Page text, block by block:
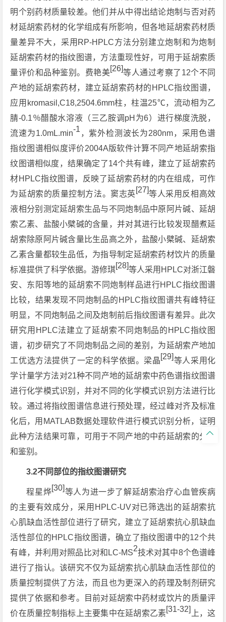
明个别药材质量较差。他们并从中得出结论炮制与否对药
材延胡索药材的化学组成有所影响，但各地延胡索药材质
量差异不大，采用RP-HPLC方法分别建立炮制和为炮制
延胡索药材的指纹图谱，方法重现性好，可用于延胡索质
量评价和品种鉴别。费艳美[26]等人通过考察了12个不同
产地的延胡索药材，建立延胡索药材的HPLC指纹图谱，
应用kromasil,C18,2504.6mm柱，柱温25℃，流动相为乙
腈-0.1％醋酸水溶液（三乙胺调pH为6）进行梯度洗脱，
流速为1.0mL.min-1，紫外检测波长为280nm，采用色谱
指纹图谱相似度评价2004A版软件计算不同产地延胡索指
纹图谱相似度，结果确定了14个共有峰，建立了延胡索药
材HPLC指纹图谱，反映了延胡索药材的内在组成，可作
为延胡索的质量控制方法。窦志英 [27]等人采用反相高效
液相分别测定延胡索生品与不同炮制品中原阿片碱、延胡
索乙素、盐酸小檗碱的含量，并对其进行比较发现醋煮延
胡索除原阿片碱含量比生品高之外，盐酸小檗碱、延胡索
乙素含量都较生品低，为指导制定延胡索药材饮片的质量
标准提供了科学依据。游修琪[28]等人采用HPLC对浙江磐
安、东阳等地的延胡索不同炮制样品进行HPLC指纹图谱
比较，结果发现不同炮制品的HPLC指纹图谱共有峰特征
明显，不同炮制品之间及炮制前后指纹图谱有差异。此次
研究用HPLC法建立了延胡索不同炮制品的HPLC指纹图
谱，初步研究了不同炮制品之间的差别，为延胡索产地加
工优选方法提供了一定的科学依据。梁晶[29]等人采用化
学计量学方法对21种不同产地的延胡索中药色谱指纹图谱
进行化学模式识别，并对不同的化学模式识别方法进行比
较。通过将指纹图谱信息进行预处理，经过峰对齐及标准
化后，用MATLAB数据处理软件进行模式识别分析，证明
此种方法结果可靠，可用于不同产地的中药延胡索的分类
和鉴别。
3.2不同部位的指纹图谱研究
程星烨[30]等人为进一步了解延胡索治疗心血管疾病
的主要有效成分，采用HPLC-UV对已筛选出的延胡索抗
心肌缺血活性部位进行了研究，建立了延胡索抗心肌缺血
活性部位的HPLC指纹图谱，确立了指纹图谱中的12个共
有峰，并利用对照品比对和LC-MS2技术对其中8个色谱峰
进行了指认。该研究不仅为延胡索抗心肌缺血活性部位的
质量控制提供了方法，而且也为更深入的药理及制剂研究
提供了依据和参考。目前对延胡索中药材或饮片的质量评
价在质量控制指标上主要集中在延胡索乙素[31-32]
上，这
